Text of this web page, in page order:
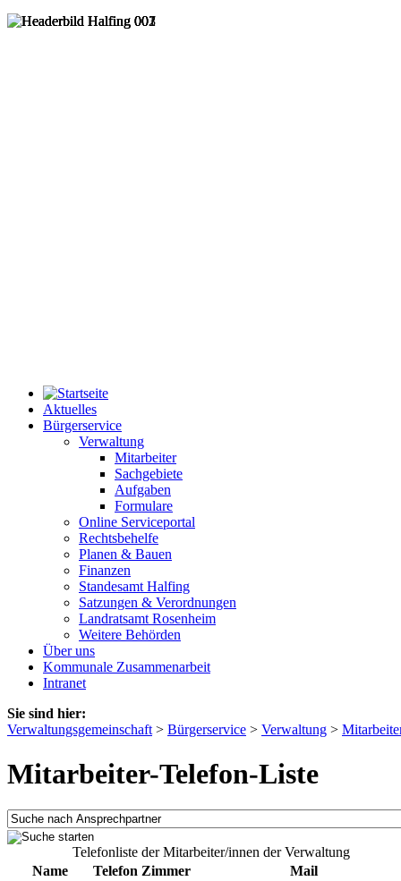
Aktuelles
Bürgerservice
Verwaltung
Mitarbeiter
Sachgebiete
Aufgaben
Formulare
Online Serviceportal
Rechtsbehelfe
Planen & Bauen
Finanzen
Standesamt Halfing
Satzungen & Verordnungen
Landratsamt Rosenheim
Weitere Behörden
Über uns
Kommunale Zusammenarbeit
Intranet
Sie sind hier:
Verwaltungsgemeinschaft > Bürgerservice > Verwaltung >
Mitarbeiter-Telefon-Liste
Telefonliste der Mitarbeiter/innen der Verwaltung
Name
Telefon Zimmer
Mail